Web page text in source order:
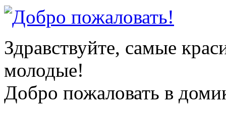
Здравствуйте, самые
молодые!
Добро пожаловать в